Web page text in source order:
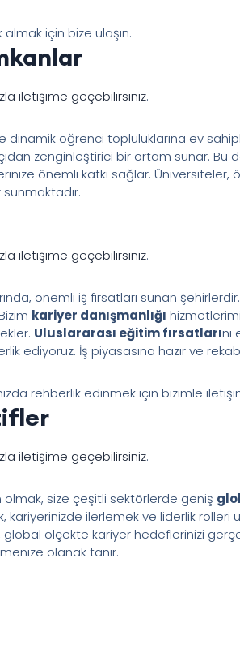
için bize ulaşın.
iletişime geçebilirsiniz.
öğrenci topluluklarına ev
zenginleştirici bir ortam sunar. Bu
önemli katkı sağlar. Üniversiteler,
iletişime geçebilirsiniz.
önemli iş fırsatları sunan
kariyer danışmanlığı
Uluslararası eğitim fırsatlarını
ediyoruz. İş piyasasına hazır ve
rehberlik edinmek için bizimle
iletişime geçebilirsiniz.
olmak, size çeşitli sektörlerde geniş
ilerlemek ve liderlik rolleri
global ölçekte kariyer hedeflerinizi
olanak tanır.